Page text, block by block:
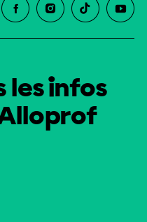
les infos